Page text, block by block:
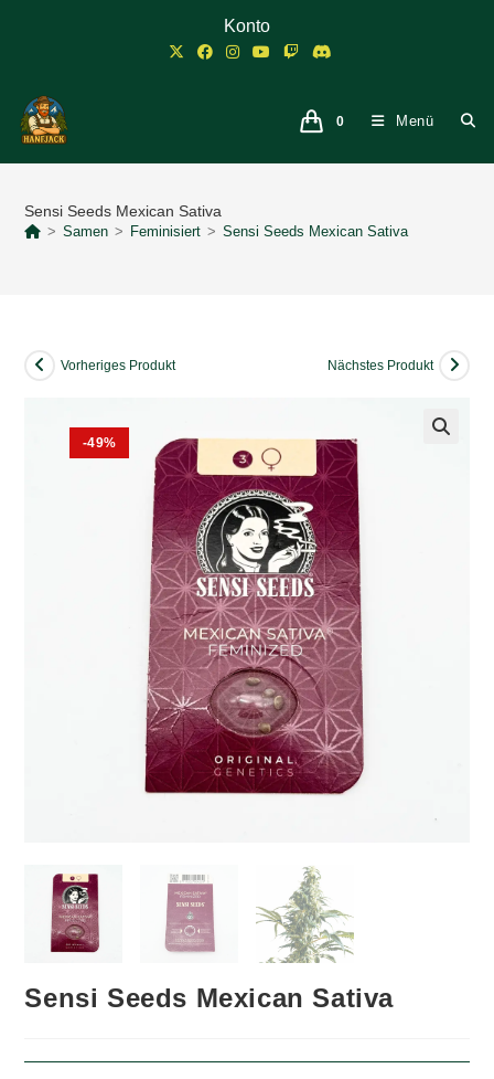
Konto
0 Menü
Sensi Seeds Mexican Sativa
> Samen > Feminisiert > Sensi Seeds Mexican Sativa
-49%
Vorheriges Produkt Nächstes Produkt
Sensi Seeds Mexican Sativa